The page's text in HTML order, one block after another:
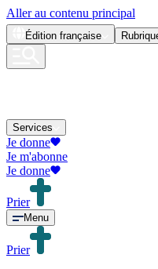
Aller au contenu principal
Édition française
Services
Je donne
Je m'abonne
Je donne
Prier
Menu
Prier